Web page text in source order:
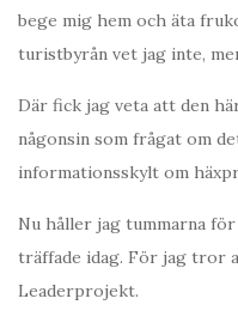
bege mig hem och äta
turistbyrån vet jag inte,
Där fick jag veta att den
någonsin som frågat om
informationsskylt om
Nu håller jag tummarna
träffade idag. För jag tror
Leaderprojekt.